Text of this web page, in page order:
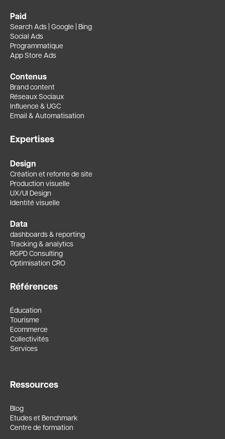
Paid
Search Ads | Google | Bing
Social Ads
Programmatique
App Store Ads
Contenus
Brand content
Réseaux Sociaux
Influence & UGC
Email & Automatisation
Expertises
Design
Création et refonte de site
Production visuelle
UX/UI Design
Identité visuelle
Data
dashboards & reporting
Tracking & analytics
RGPD Consulting
Optimisation CRO
Références
Éducation
Tourisme
Ecommerce
Collectivités
Services
Ressources
Blog
Etudes et Benchmark
Centre de formation